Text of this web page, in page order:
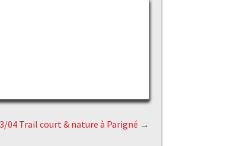
04 Trail court & nature à Parigné →